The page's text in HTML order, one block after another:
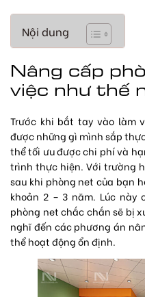
Nội dung
Nâng cấp
việc như thế
Trước khi bắt tay vào làm
được những gì mình sắp
thể tối ưu được chi phí và
trình thực hiện. Với trường
sau khi phòng net của bạn
khoản 2 – 3 năm. Lúc
phòng net chắc chắn sẽ bị
nghĩ đến các phương án
thể hoạt động ổn định.